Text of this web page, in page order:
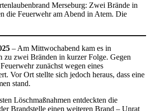
Merseburg: Zwei Brände in
die Feuerwehr am Abend in Atem. Die
– Am Mittwochabend kam es in
zu zwei Bränden in kurzer Folge. Gegen
zunächst wegen eines
Vor Ort stellte sich jedoch heraus, dass eine
stand.
Löschmaßnahmen entdeckten die
Brandstelle einen weiteren Brand – Unrat